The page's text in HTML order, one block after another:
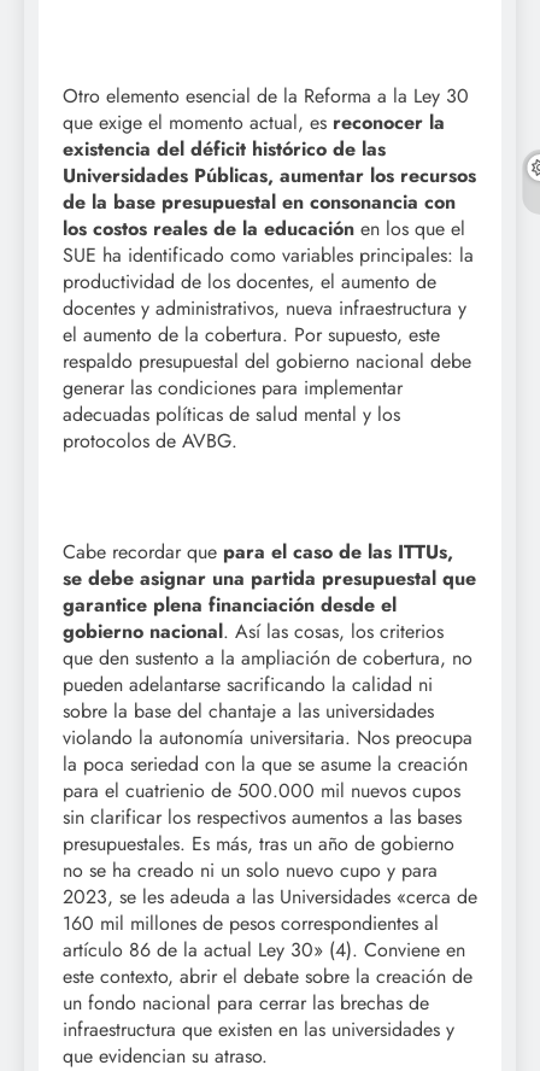
Otro elemento esencial de la Reforma a la Ley 30
que exige el momento actual, es reconocer la
existencia del déficit histórico de las
Universidades Públicas, aumentar los recursos
de la base presupuestal en consonancia con
los costos reales de la educación en los que el
SUE ha identificado como variables principales: la
productividad de los docentes, el aumento de
docentes y administrativos, nueva infraestructura y
el aumento de la cobertura. Por supuesto, este
respaldo presupuestal del gobierno nacional debe
generar las condiciones para implementar
adecuadas políticas de salud mental y los
protocolos de AVBG.
Cabe recordar que para el caso de las ITTUs,
se debe asignar una partida presupuestal que
garantice plena financiación desde el
gobierno nacional. Así las cosas, los criterios
que den sustento a la ampliación de cobertura, no
pueden adelantarse sacrificando la calidad ni
sobre la base del chantaje a las universidades
violando la autonomía universitaria. Nos preocupa
la poca seriedad con la que se asume la creación
para el cuatrienio de 500.000 mil nuevos cupos
sin clarificar los respectivos aumentos a las bases
presupuestales. Es más, tras un año de gobierno
no se ha creado ni un solo nuevo cupo y para
2023, se les adeuda a las Universidades «cerca de
160 mil millones de pesos correspondientes al
artículo 86 de la actual Ley 30» (4). Conviene en
este contexto, abrir el debate sobre la creación de
un fondo nacional para cerrar las brechas de
infraestructura que existen en las universidades y
que evidencian su atraso.